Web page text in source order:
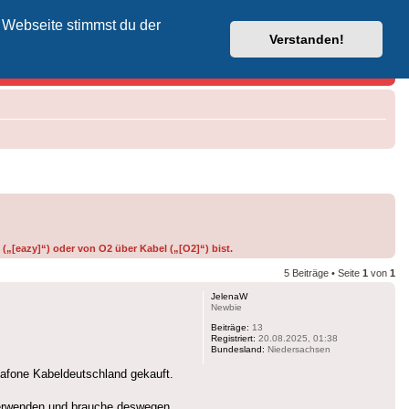
stimmst du der
Verstanden!
Vodafone-Kabel-Helpdesk
oder von O2 über Kabel („[O2]“) bist.
5 Beiträge • Seite 1 von 1
JelenaW
Newbie
Beiträge: 13
Registriert: 20.08.2025, 01:38
Bundesland: Niedersachsen
Kabeldeutschland gekauft.